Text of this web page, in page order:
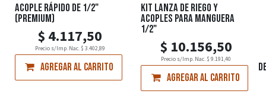
ACOPLE RÁPIDO DE 1/2"
(PREMIUM)
$ 4.117,50
Precio s/Imp. Nac. $ 3.402,89
Agregar al carrito Agregar a la lista de
KIT LANZA DE RIEGO Y
ACOPLES PARA MANGUERA
1/2"
$ 10.156,50
Precio s/Imp. Nac. $9.191,40
Agregar al carrito